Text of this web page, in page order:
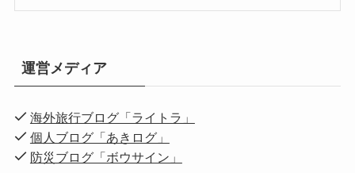
運営メディア
海外旅行ブログ「ライトラ」
個人ブログ「あきログ」
防災ブログ「ボウサイン」